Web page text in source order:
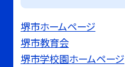
堺市ホームページ
堺市教育会
堺市学校園ホームページ